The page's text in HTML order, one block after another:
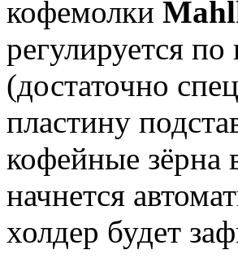
кофемолки
регулируется
(достаточно
пластину
кофейные зёрна
начнется
холдер будет